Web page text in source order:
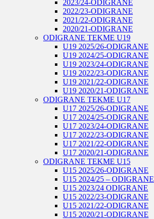
2023/24-ODIGRANE
2022/23-ODIGRANE
2021/22-ODIGRANE
2020/21-ODIGRANE
ODIGRANE TEKME U19
U19 2025/26-ODIGRANE
U19 2024/25-ODIGRANE
U19 2023/24-ODIGRANE
U19 2022/23-ODIGRANE
U19 2021/22-ODIGRANE
U19 2020/21-ODIGRANE
ODIGRANE TEKME U17
U17 2025/26-ODIGRANE
U17 2024/25-ODIGRANE
U17 2023/24-ODIGRANE
U17 2022/23-ODIGRANE
U17 2021/22-ODIGRANE
U17 2020/21-ODIGRANE
ODIGRANE TEKME U15
U15 2025/26-ODIGRANE
U15 2024/25 – ODIGRANE
U15 2023/24 ODIGRANE
U15 2022/23-ODIGRANE
U15 2021/22-ODIGRANE
U15 2020/21-ODIGRANE